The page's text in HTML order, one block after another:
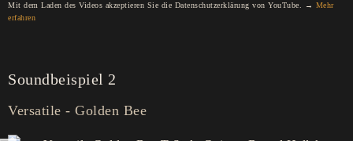
Mit dem Laden des Videos akzeptieren Sie die Datenschutzerklärung von YouTube. → Mehr
erfahren
Soundbeispiel 2
Versatile - Golden Bee